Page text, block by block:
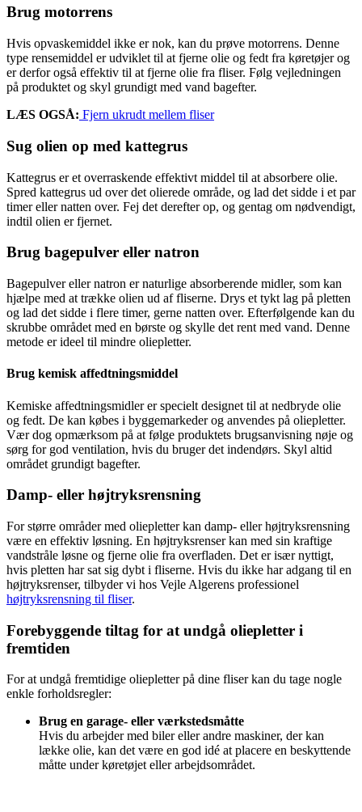
Brug motorrens
Hvis opvaskemiddel ikke er nok, kan du prøve motorrens. Denne
type rensemiddel er udviklet til at fjerne olie og fedt fra køretøjer og
er derfor også effektiv til at fjerne olie fra fliser. Følg vejledningen
på produktet og skyl grundigt med vand bagefter.
LÆS OGSÅ: Fjern ukrudt mellem fliser
Sug olien op med kattegrus
Kattegrus er et overraskende effektivt middel til at absorbere olie.
Spred kattegrus ud over det olierede område, og lad det sidde i et par
timer eller natten over. Fej det derefter op, og gentag om nødvendigt,
indtil olien er fjernet.
Brug bagepulver eller natron
Bagepulver eller natron er naturlige absorberende midler, som kan
hjælpe med at trække olien ud af fliserne. Drys et tykt lag på pletten
og lad det sidde i flere timer, gerne natten over. Efterfølgende kan du
skrubbe området med en børste og skylle det rent med vand. Denne
metode er ideel til mindre oliepletter.
Brug kemisk affedtningsmiddel
Kemiske affedtningsmidler er specielt designet til at nedbryde olie
og fedt. De kan købes i byggemarkeder og anvendes på oliepletter.
Vær dog opmærksom på at følge produktets brugsanvisning nøje og
sørg for god ventilation, hvis du bruger det indendørs. Skyl altid
området grundigt bagefter.
Damp- eller højtryksrensning
For større områder med oliepletter kan damp- eller højtryksrensning
være en effektiv løsning. En højtryksrenser kan med sin kraftige
vandstråle løsne og fjerne olie fra overfladen. Det er især nyttigt,
hvis pletten har sat sig dybt i fliserne. Hvis du ikke har adgang til en
højtryksrenser, tilbyder vi hos Vejle Algerens professionel
højtryksrensning til fliser.
Forebyggende tiltag for at undgå oliepletter i
fremtiden
For at undgå fremtidige oliepletter på dine fliser kan du tage nogle
enkle forholdsregler:
Brug en garage- eller værkstedsmåtte
Hvis du arbejder med biler eller andre maskiner, der kan
lække olie, kan det være en god idé at placere en beskyttende
måtte under køretøjet eller arbejdsområdet.